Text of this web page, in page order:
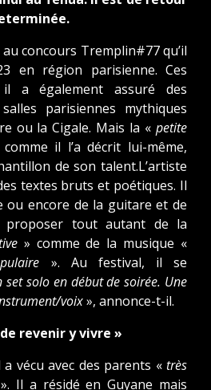
concours Tremplin#77 qu’il
en région parisienne. Ces
il a également assuré des
parisiennes mythiques
ou la Cigale. Mais la « petite
il l’a décrit lui-même,
de son talent.L’artiste
textes bruts et poétiques. Il
ou encore de la guitare et de
tout autant de la
» comme de la musique «
». Au festival, il se
set solo en début de soirée. Une
voix», annonce-t-il.
revenir y vivre »
vécu avec des parents « très
Il a résidé en Guyane mais